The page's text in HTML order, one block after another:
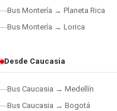
Bus Montería → Planeta Rica
Bus Montería → Lorica
Desde Caucasia
Bus Caucasia → Medellín
Bus Caucasia → Bogotá